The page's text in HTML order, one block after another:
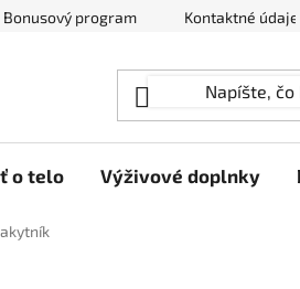
Bonusový program Kontaktné údaje
o telo Výživové doplnky